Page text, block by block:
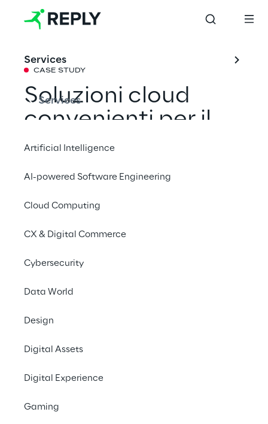
Services
Services
Artificial Intelligence
AI-powered Software Engineering
Cloud Computing
CX & Digital Commerce
Cybersecurity
Data World
Design
Digital Assets
Digital Experience
Gaming
CASE STUDY
Soluzioni cloud
convenienti per il
settore
automobilistico
Con il nostro supporto, una filiale di un
stata in grado di identificare oltre 5,5 milioni
di euro di costi cloud che può risparmiare
mirate.
Contattaci
#FinOps
#Automotive Industry